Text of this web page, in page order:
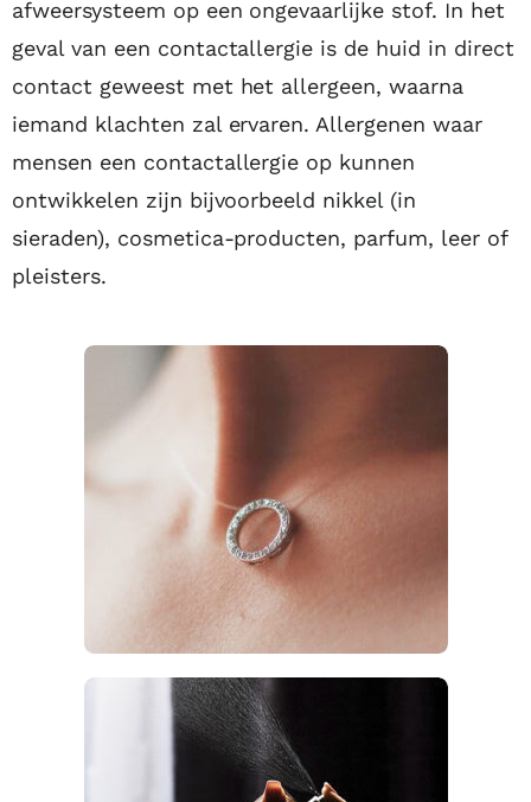
afweersysteem op een ongevaarlijke stof. In het
geval van een contactallergie is de huid in direct
contact geweest met het allergeen, waarna
iemand klachten zal ervaren. Allergenen waar
mensen een contactallergie op kunnen
ontwikkelen zijn bijvoorbeeld nikkel (in
sieraden), cosmetica-producten, parfum, leer of
pleisters.